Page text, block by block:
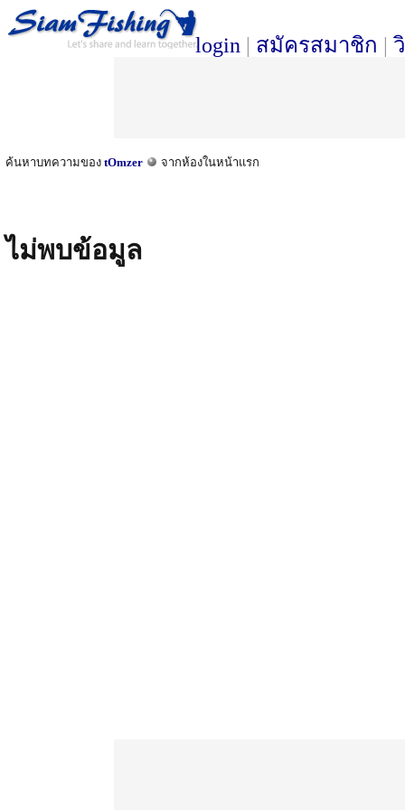
login | สมัครสมาชิก |
ค้นหาบทความของ tOmzer จากห้องในหน้าแรก
ไม่พบข้อมูล